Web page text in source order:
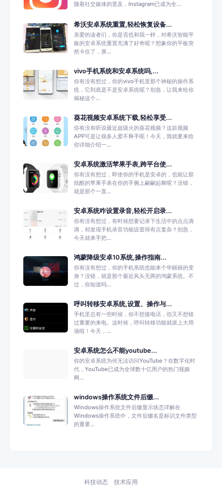
随着社交媒体的普及，Instagram已成为全...
希沃安卓系统重置,轻松恢复设备...
亲爱的读者们，你是否也和我一样，对希沃智能平
板的安卓系统重置充满了好奇呢？想象你的平板突
然卡住了，屏...
vivo手机系统和安卓系统吗,...
你有没有想过，你的vivo手机里那个神秘的操作系
统，它到底是不是安卓系统呢？别急，让我来给你
揭秘这个...
葵花视频安卓系统下载,轻松享受...
你有没有听说最近超级火的葵花视频？这款视频
APP可是让很多人爱不释手呢！今天，我就要来给
你详细介绍一...
安卓系统激活苹果手表,跨平台使...
你有没有想过，即使你的手机是安卓的，也能让那
炫酷的苹果手表在你的手腕上翩翩起舞呢？没错，
就是那个一直...
安卓系统咋设置录音,轻松开启录...
你有没有想过，有时候想要记录下生活中的点点滴
滴，却发现手机录音功能设置得有点复杂？别急，
今天就来手把...
鸿蒙降级安卓10系统,操作指南...
你有没有想过，你的手机系统也能来个华丽丽的变
身？没错，就是那个最近风头无两的鸿蒙系统。不
过，你知道吗...
呼叫转移安卓系统,设置、操作与...
手机里总有一些时候，你不想接电话，但又不想错
过重要的来电。这时候，呼叫转移功能就派上大用
场啦！今天，...
安卓系统怎么不能youtube...
你的安卓系统为何无法访问YouTube？在数字化时
代，YouTube已成为全球数十亿用户的热门视频
网...
windows操作系统文件后缀...
Windows操作系统文件后缀显示状态详解在
Windows操作系统中，文件后缀名是标识文件类型
的重要...
科技动态 技术应用